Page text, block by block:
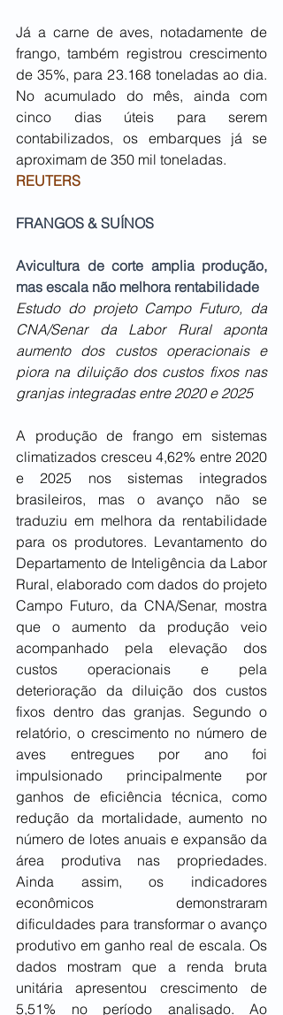
Já a carne de aves, notadamente de
frango, também registrou crescimento
de 35%, para 23.168 toneladas ao dia.
No acumulado do mês, ainda com
cinco dias úteis para serem
contabilizados, os embarques já se
aproximam de 350 mil toneladas.
REUTERS
FRANGOS & SUÍNOS
Avicultura de corte amplia produção,
mas escala não melhora rentabilidade
Estudo do projeto Campo Futuro, da
CNA/Senar da Labor Rural aponta
aumento dos custos operacionais e
piora na diluição dos custos fixos nas
granjas integradas entre 2020 e 2025
A produção de frango em sistemas
climatizados cresceu 4,62% entre 2020
e 2025 nos sistemas integrados
brasileiros, mas o avanço não se
traduziu em melhora da rentabilidade
para os produtores. Levantamento do
Departamento de Inteligência da Labor
Rural, elaborado com dados do projeto
Campo Futuro, da CNA/Senar, mostra
que o aumento da produção veio
acompanhado pela elevação dos
custos operacionais e pela
deterioração da diluição dos custos
fixos dentro das granjas. Segundo o
relatório, o crescimento no número de
aves entregues por ano foi
impulsionado principalmente por
ganhos de eficiência técnica, como
redução da mortalidade, aumento no
número de lotes anuais e expansão da
área produtiva nas propriedades.
Ainda assim, os indicadores
econômicos demonstraram
dificuldades para transformar o avanço
produtivo em ganho real de escala. Os
dados mostram que a renda bruta
unitária apresentou crescimento de
5,51% no período analisado. Ao